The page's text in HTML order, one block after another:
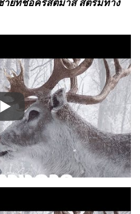
ายที่ชื่อคริสต์มาส สตรีมทาง